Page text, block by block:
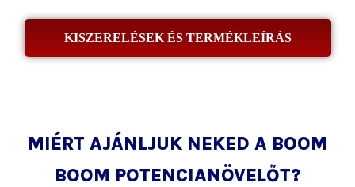
KISZERELÉSEK ÉS TERMÉKLEÍRÁS
MIÉRT AJÁNLJUK NEKED A BOOM
BOOM POTENCIANÖVELŐT?